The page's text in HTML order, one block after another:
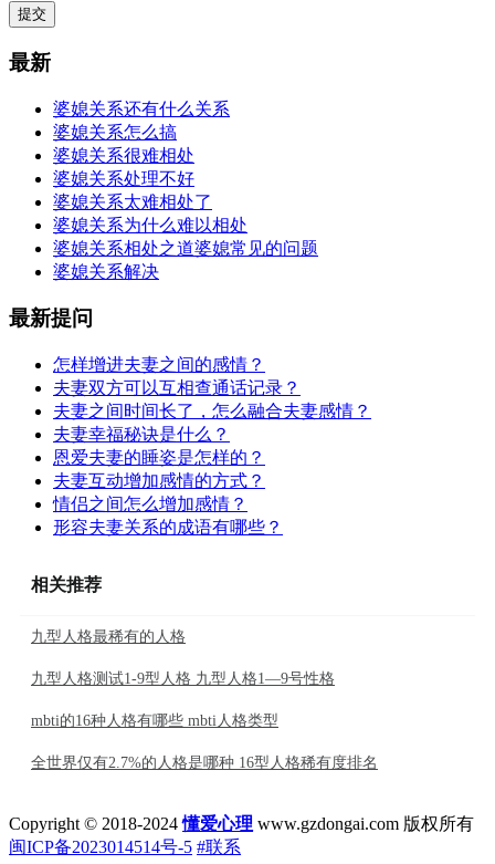
提交
最新
婆媳关系还有什么关系
婆媳关系怎么搞
婆媳关系很难相处
婆媳关系处理不好
婆媳关系太难相处了
婆媳关系为什么难以相处
婆媳关系相处之道婆媳常见的问题
婆媳关系解决
最新提问
怎样增进夫妻之间的感情？
夫妻双方可以互相查通话记录？
夫妻之间时间长了，怎么融合夫妻感情？
夫妻幸福秘诀是什么？
恩爱夫妻的睡姿是怎样的？
夫妻互动增加感情的方式？
情侣之间怎么增加感情？
形容夫妻关系的成语有哪些？
相关推荐
九型人格最稀有的人格
九型人格测试1-9型人格 九型人格1—9号性格
mbti的16种人格有哪些 mbti人格类型
全世界仅有2.7%的人格是哪种 16型人格稀有度排名
Copyright © 2018-2024懂爱心理 www.gzdongai.com 版权所有
闽ICP备2023014514号-5 #联系